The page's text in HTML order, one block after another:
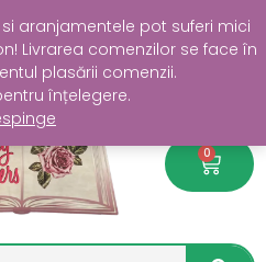
aranjamentele pot suferi mici
Livrarea comenzilor se face în
plasării comenzii.
înțelegere.
4 la comenzi de peste 200 lei
0
Cart